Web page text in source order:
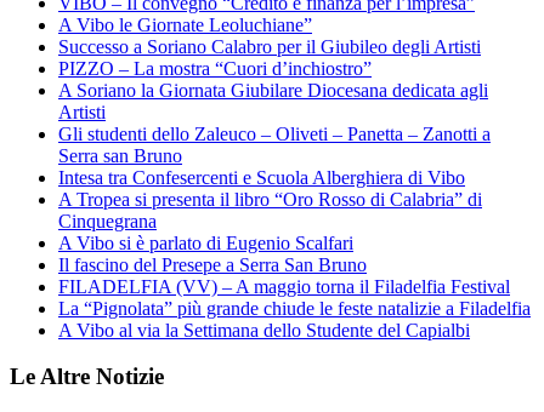
A Vibo le Giornate Leoluchiane”
Successo a Soriano Calabro per il Giubileo degli Artisti
PIZZO – La mostra “Cuori d’inchiostro”
A Soriano la Giornata Giubilare Diocesana dedicata agli
Artisti
Gli studenti dello Zaleuco – Oliveti – Panetta – Zanotti a
Serra san Bruno
Intesa tra Confesercenti e Scuola Alberghiera di Vibo
A Tropea si presenta il libro “Oro Rosso di Calabria” di
Cinquegrana
A Vibo si è parlato di Eugenio Scalfari
Il fascino del Presepe a Serra San Bruno
FILADELFIA (VV) – A maggio torna il Filadelfia Festival
La “Pignolata” più grande chiude le feste natalizie a Filadelfia
A Vibo al via la Settimana dello Studente del Capialbi
Le Altre Notizie